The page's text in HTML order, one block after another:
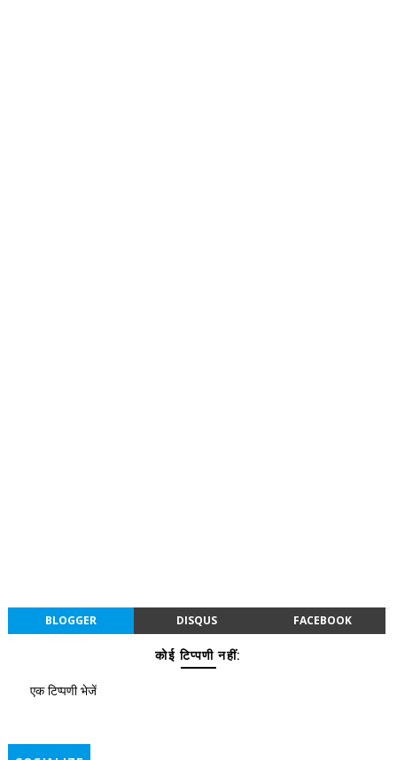
BLOGGER DISQUS FACEBOOK
कोई टिप्पणी नहीं:
एक टिप्पणी भेजें